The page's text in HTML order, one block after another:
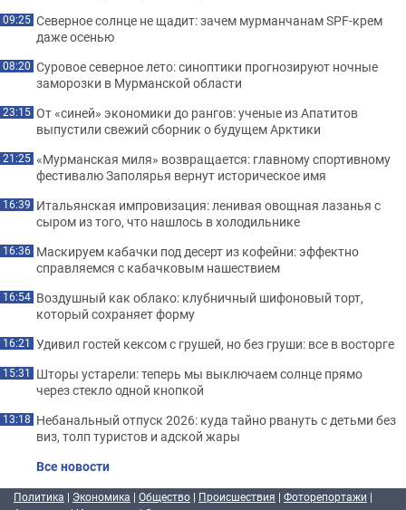
09:25 Северное солнце не щадит: зачем мурманчанам SPF-крем
даже осенью
08:20 Суровое северное лето: синоптики прогнозируют ночные
заморозки в Мурманской области
23:15 От «синей» экономики до рангов: ученые из Апатитов
выпустили свежий сборник о будущем Арктики
21:25 «Мурманская миля» возвращается: главному спортивному
фестивалю Заполярья вернут историческое имя
16:39 Итальянская импровизация: ленивая овощная лазанья с
сыром из того, что нашлось в холодильнике
16:36 Маскируем кабачки под десерт из кофейни: эффектно
справляемся с кабачковым нашествием
16:54 Воздушный как облако: клубничный шифоновый торт,
который сохраняет форму
16:21 Удивил гостей кексом с грушей, но без груши: все в восторге
15:31 Шторы устарели: теперь мы выключаем солнце прямо
через стекло одной кнопкой
13:18 Небанальный отпуск 2026: куда тайно рвануть с детьми без
виз, толп туристов и адской жары
Все новости
Политика | Экономика | Общество | Происшествия | Фоторепортажи |